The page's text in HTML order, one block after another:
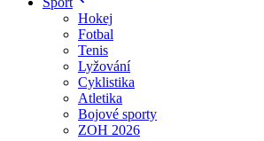
Hokej
Fotbal
Tenis
Lyžování
Cyklistika
Atletika
Bojové sporty
ZOH 2026